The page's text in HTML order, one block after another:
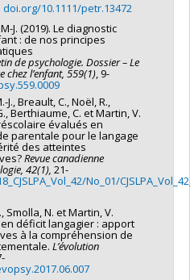
doi.org/10.1111/petr.13472
M-J. (2019). Le diagnostic
: de nos principes
de psychologie. Dossier – Le
l’enfant, 559(1), 9-
J., Breault, C., Noël, R.,
Berthiaume, C. et Martin, V.
évalués en
parentale pour le langage
des atteintes
Revue canadienne
42(1), 21-
No_01/
Smolla, N. et Martin, V.
déficit langagier : apport
à la compréhension de
L’évolution